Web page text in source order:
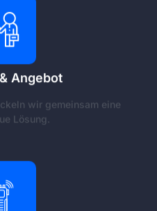
Angebot
wir gemeinsam eine
Lösung.